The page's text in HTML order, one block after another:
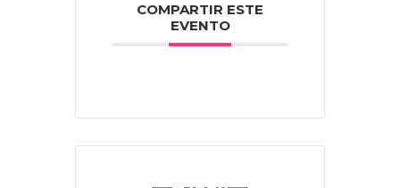
COMPARTIR ESTE
EVENTO